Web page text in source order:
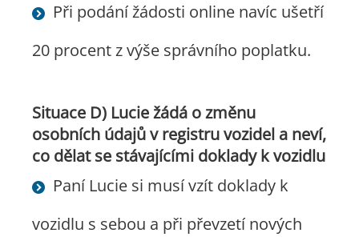
Při podání žádosti online navíc ušetří
20 procent z výše správního poplatku.
Situace D) Lucie žádá o změnu
osobních údajů v registru vozidel a neví,
co dělat se stávajícími doklady k vozidlu
Paní Lucie si musí vzít doklady k
vozidlu s sebou a při převzetí nových